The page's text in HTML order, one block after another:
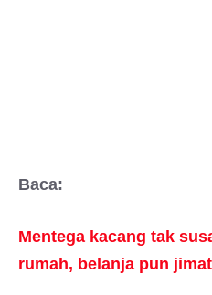
Baca:
Mentega kacang tak
rumah, belanja pun